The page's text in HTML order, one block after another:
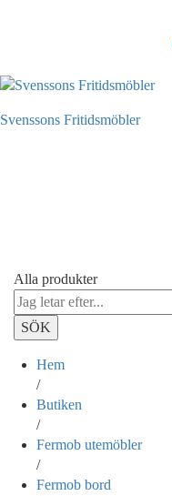
Svenssons Fritidsmöbler
Alla produkter
SÖK
Hem
/
Butiken
/
Fermob utemöbler
/
Fermob bord